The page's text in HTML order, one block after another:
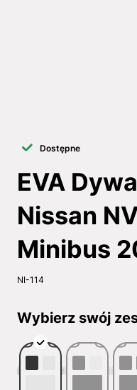
Dostępne
EVA
Nissan
Minibus
NI-114
Wybierz swój